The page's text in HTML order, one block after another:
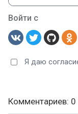
Войти с
Я даю
Комментариев: 0